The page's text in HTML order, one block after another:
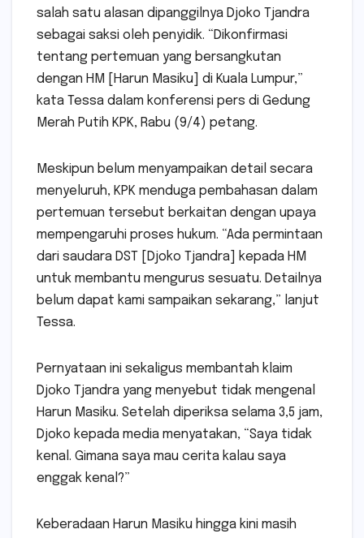
salah satu alasan dipanggilnya Djoko Tjandra
sebagai saksi oleh penyidik. “Dikonfirmasi
tentang pertemuan yang bersangkutan
dengan HM [Harun Masiku] di Kuala Lumpur,”
kata Tessa dalam konferensi pers di Gedung
Merah Putih KPK, Rabu (9/4) petang.
Meskipun belum menyampaikan detail secara
menyeluruh, KPK menduga pembahasan dalam
pertemuan tersebut berkaitan dengan upaya
mempengaruhi proses hukum. “Ada permintaan
dari saudara DST [Djoko Tjandra] kepada HM
untuk membantu mengurus sesuatu. Detailnya
belum dapat kami sampaikan sekarang,” lanjut
Tessa.
Pernyataan ini sekaligus membantah klaim
Djoko Tjandra yang menyebut tidak mengenal
Harun Masiku. Setelah diperiksa selama 3,5 jam,
Djoko kepada media menyatakan, “Saya tidak
kenal. Gimana saya mau cerita kalau saya
enggak kenal?”
Keberadaan Harun Masiku hingga kini masih